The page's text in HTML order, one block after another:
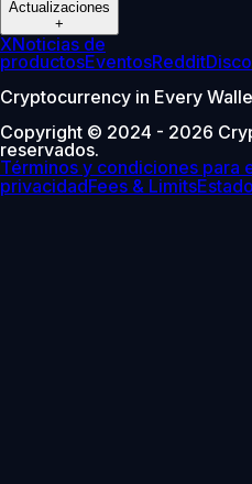
Actualizaciones
+
XNoticias de
productosEventosReddit
Cryptocurrency in Every
Copyright © 2024 - 2026
reservados.
Términos y condiciones para
privacidadFees & LimitsEstado